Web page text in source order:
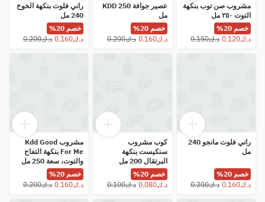
مشروب صن توب بنكهة
التوت ٢٥٠ مل
خصم 20%
عصير جوافة KDD 250
مل
خصم 20%
⁦د.ك0.160⁩
⁦د.ك0.200⁩
راني فلوت بنكهة الخوخ
240 مل
خصم 20%
⁦د.ك0.200⁩
راني فلوت مانجو 240
مل
خصم 20%
كوب مشروب
سنكيست بنكهة
البرتقال 200 مل
خصم 20%
⁦د.ك0.080⁩
⁦د.ك0.100⁩
مشروب Kdd Good
For Me بنكهة التفاح
والتوت، سعة 250 مل
خصم 20%
⁦د.ك0.200⁩